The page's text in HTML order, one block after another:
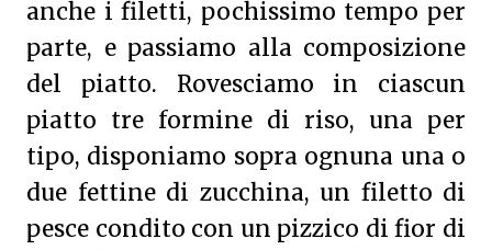
anche i filetti, pochissimo tempo per
parte, e passiamo alla composizione
del piatto. Rovesciamo in ciascun
piatto tre formine di riso, una per
tipo, disponiamo sopra ognuna una o
due fettine di zucchina, un filetto di
pesce condito con un pizzico di fior di